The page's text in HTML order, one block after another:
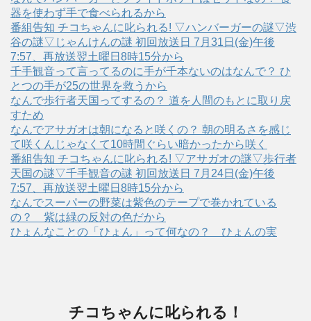
器を使わず手で食べられるから
番組告知 チコちゃんに叱られる! ▽ハンバーガーの謎▽渋
谷の謎▽じゃんけんの謎 初回放送日 7月31日(金)午後
7:57、再放送翌土曜日8時15分から
千手観音って言ってるのに手が千本ないのはなんで？ ひ
とつの手が25の世界を救うから
なんで歩行者天国ってするの？ 道を人間のもとに取り戻
すため
なんでアサガオは朝になると咲くの？ 朝の明るさを感じ
て咲くんじゃなくて10時間ぐらい暗かったから咲く
番組告知 チコちゃんに叱られる! ▽アサガオの謎▽歩行者
天国の謎▽千手観音の謎 初回放送日 7月24日(金)午後
7:57、再放送翌土曜日8時15分から
なんでスーパーの野菜は紫色のテープで巻かれている
の？ 紫は緑の反対の色だから
ひょんなことの「ひょん」って何なの？ ひょんの実
チコちゃんに叱られる！